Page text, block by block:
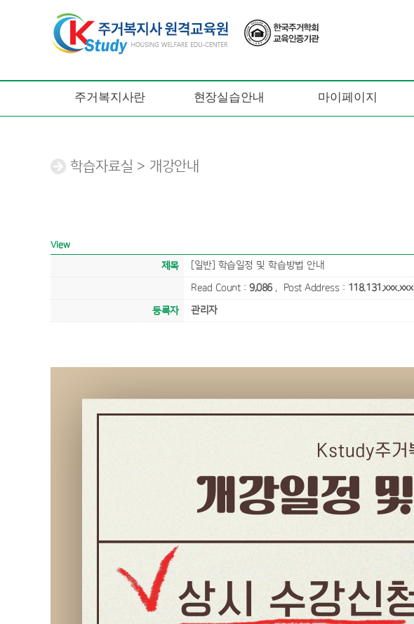
주거복지사란 현장실습안내 마이페이지
학습자료실 > 개강안내
View
제목
[일반] 학습일정 및 학습방법 안내
Read Count : 9,086, Post Address : 118.131.xxx.xxx
등록자 관리자